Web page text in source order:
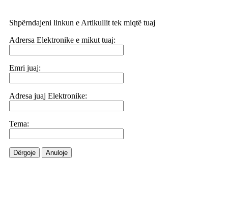
Shpërndajeni linkun e Artikullit tek miqtë tuaj
Adrersa Elektronike e mikut tuaj:
Emri juaj:
Adresa juaj Elektronike:
Tema:
Dërgoje Anuloje